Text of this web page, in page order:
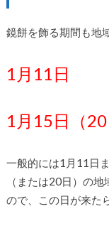
鏡餅を飾る期間も地
1月11日
1月15日（20
一般的には1月11日
（または20日）の
ので、この日が来た